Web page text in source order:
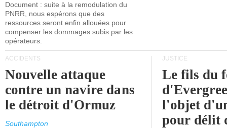
Document : suite à la remodulation du
PNRR, nous espérons que des
ressources seront enfin allouées pour
compenser les dommages subis par les
opérateurs.
ACCIDENTS
Nouvelle attaque
contre un navire dans
le détroit d'Ormuz
Southampton
JUSTICE
Le fils du
l'objet
pour délit